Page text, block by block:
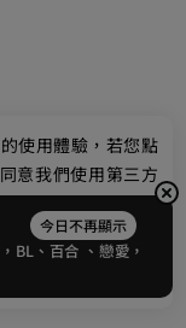
今日不再顯示
BL、 百合 、戀愛，
使用體驗，若您點
意我們使用第三方